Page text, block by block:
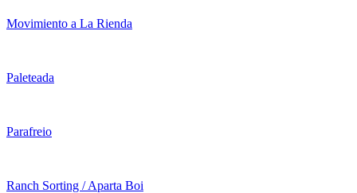
Movimiento a La Rienda
Paleteada
Parafreio
Ranch Sorting / Aparta Boi